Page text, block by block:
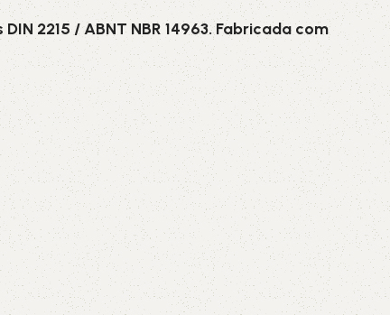
2215 / ABNT NBR 14963. Fabricada com